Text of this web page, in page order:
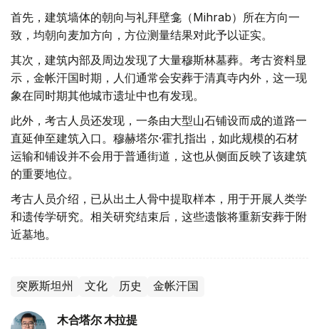
首先，建筑墙体的朝向与礼拜壁龛（Mihrab）所在方向一
致，均朝向麦加方向，方位测量结果对此予以证实。
其次，建筑内部及周边发现了大量穆斯林墓葬。考古资料显
示，金帐汗国时期，人们通常会安葬于清真寺内外，这一现
象在同时期其他城市遗址中也有发现。
此外，考古人员还发现，一条由大型山石铺设而成的道路一
直延伸至建筑入口。穆赫塔尔·霍扎指出，如此规模的石材
运输和铺设并不会用于普通街道，这也从侧面反映了该建筑
的重要地位。
考古人员介绍，已从出土人骨中提取样本，用于开展人类学
和遗传学研究。相关研究结束后，这些遗骸将重新安葬于附
近墓地。
突厥斯坦州 文化 历史 金帐汗国
木合塔尔 木拉提